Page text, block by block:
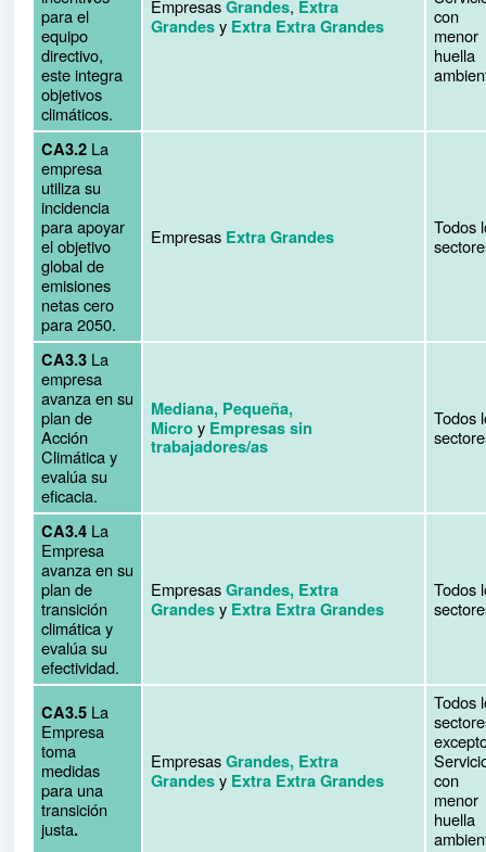
para el
equipo
directivo,
este integra
objetivos
climáticos.
EmpresasGrandes, Extra
Grandesy Extra Extra Grandes
con
menor
huella
CA3.2 La
empresa
utiliza su
incidencia
para apoyar
el objetivo
global de
emisiones
netas cero
para 2050.
Empresas Extra Grandes
Todos
CA3.3 La
empresa
avanza en su
plan de
Acción
Climática y
evalúa su
eficacia.
Mediana, Pequeña,
Microy Empresas sin
trabajadores/as
Todos
CA3.4 La
Empresa
avanza en su
plan de
transición
climática y
evalúa su
efectividad.
EmpresasGrandes, Extra
Grandesy Extra Extra Grandes
Todos
CA3.5 La
Empresa
toma
medidas
para una
transición
justa.
EmpresasGrandes, Extra
Grandesy Extra Extra Grandes
Todos
con
menor
huella